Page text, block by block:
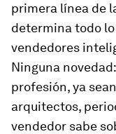
primera línea de
determina todo lo
vendedores
Ninguna
profesión, ya
arquitectos,
vendedor sabe